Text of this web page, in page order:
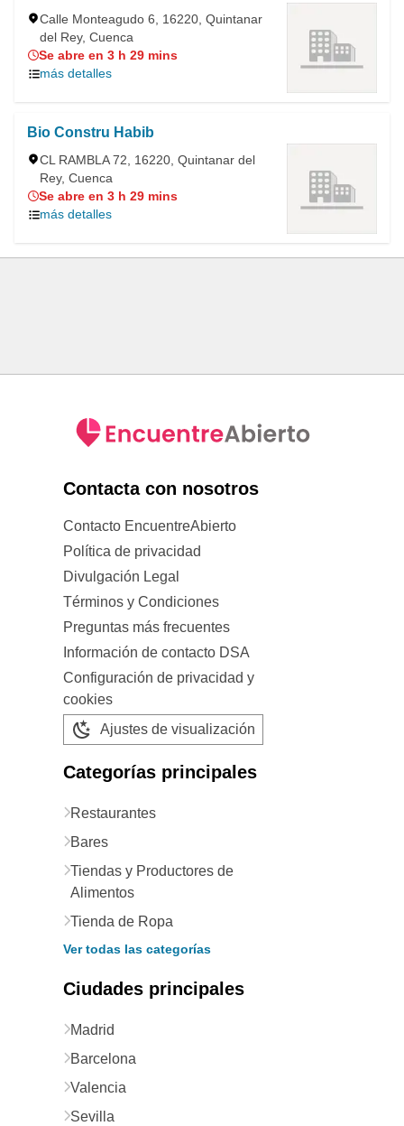
Calle Monteagudo 6, 16220, Quintanar
del Rey, Cuenca
Se abre en 3 h 29 mins
más detalles
Bio Constru Habib
CL RAMBLA 72, 16220, Quintanar del
Rey, Cuenca
Se abre en 3 h 29 mins
más detalles
Contacta con nosotros
Contacto EncuentreAbierto
Política de privacidad
Divulgación Legal
Términos y Condiciones
Preguntas más frecuentes
Información de contacto DSA
Configuración de privacidad y
cookies
Ajustes de visualización
Categorías principales
Restaurantes
Bares
Tiendas y Productores de
Alimentos
Tienda de Ropa
Ver todas las categorías
Ciudades principales
Madrid
Barcelona
Valencia
Sevilla